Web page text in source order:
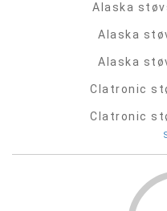
Alaska
Alaska
Alaska
Clatronic
Clatronic